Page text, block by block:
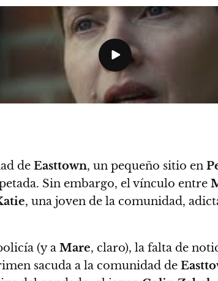
de Easttown, un pequeño sitio en
Sin embargo, el vínculo entre
, una joven de la comunidad,
(y a Mare, claro), la falta de
sacuda a la comunidad de